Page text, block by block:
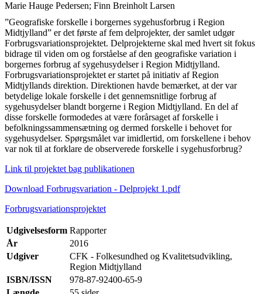
Marie Hauge Pedersen; Finn Breinholt Larsen
”Geografiske forskelle i borgernes sygehusforbrug i Region
Midtjylland” er det første af fem delprojekter, der samlet udgør
Forbrugsvariationsprojektet. Delprojekterne skal med hvert sit fokus
bidrage til viden om og forståelse af den geografiske variation i
borgernes forbrug af sygehusydelser i Region Midtjylland.
Forbrugsvariationsprojektet er startet på initiativ af Region
Midtjyllands direktion. Direktionen havde bemærket, at der var
betydelige lokale forskelle i det gennemsnitlige forbrug af
sygehusydelser blandt borgerne i Region Midtjylland. En del af
disse forskelle formodedes at være forårsaget af forskelle i
befolkningssammensætning og dermed forskelle i behovet for
sygehusydelser. Spørgsmålet var imidlertid, om forskellene i behov
var nok til at forklare de observerede forskelle i sygehusforbrug?
Link til projektet bag publikationen
Download Forbrugsvariation - Delprojekt 1.pdf
Forbrugsvariationsprojektet
Udgivelsesform Rapporter
År
2016
Udgiver
CFK - Folkesundhed og Kvalitetsudvikling,
Region Midtjylland
ISBN/ISSN
978-87-92400-65-9